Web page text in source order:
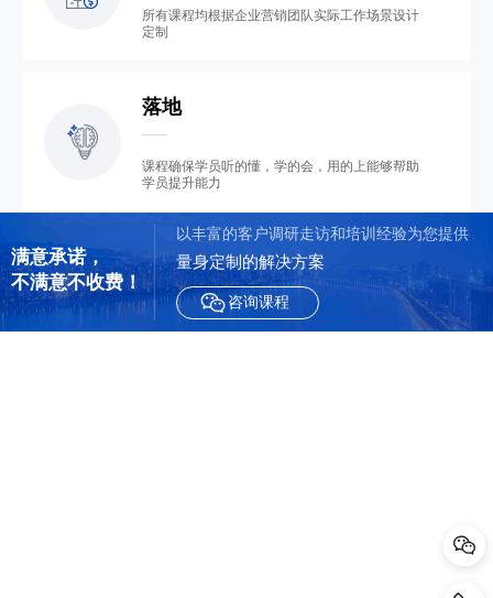
所有课程均根据企业营销团队实际工作场景设计
定制
落地
课程确保学员听的懂，学的会，用的上能够帮助
学员提升能力
满意承诺，
不满意不收费！
以丰富的客户调研走访和培训经验为您提供
量身定制的解决方案
咨询课程